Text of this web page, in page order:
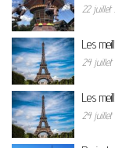
22 juillet
Les
24
Les
24